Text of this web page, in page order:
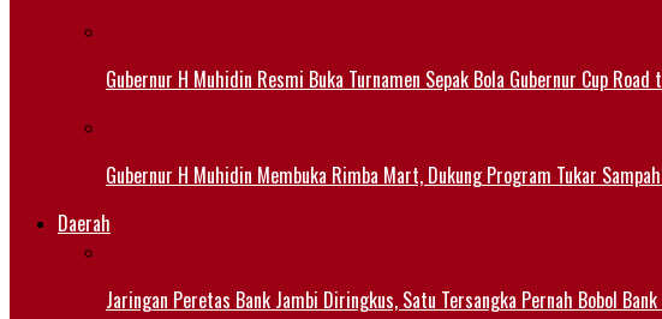
Gubernur H Muhidin Resmi Buka Turnamen Sepak Bola Gubernur Cup
Gubernur H Muhidin Membuka Rimba Mart, Dukung Program Tukar
Daerah
Jaringan Peretas Bank Jambi Diringkus, Satu Tersangka Pernah Bobol